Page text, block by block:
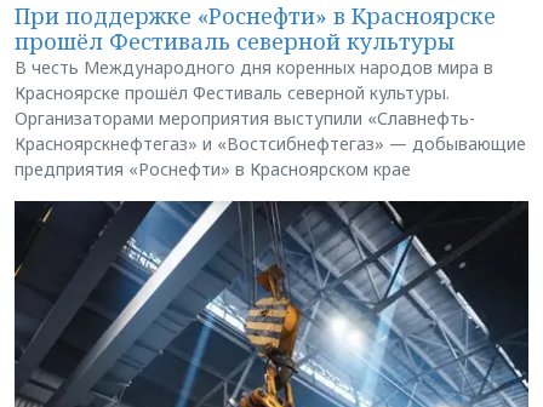
При поддержке «Роснефти» в Красноярске
прошёл Фестиваль северной культуры
В честь Международного дня коренных народов мира в
Красноярске прошёл Фестиваль северной культуры.
Организаторами мероприятия выступили «Славнефть-
Красноярскнефтегаз» и «Востсибнефтегаз» — добывающие
предприятия «Роснефти» в Красноярском крае